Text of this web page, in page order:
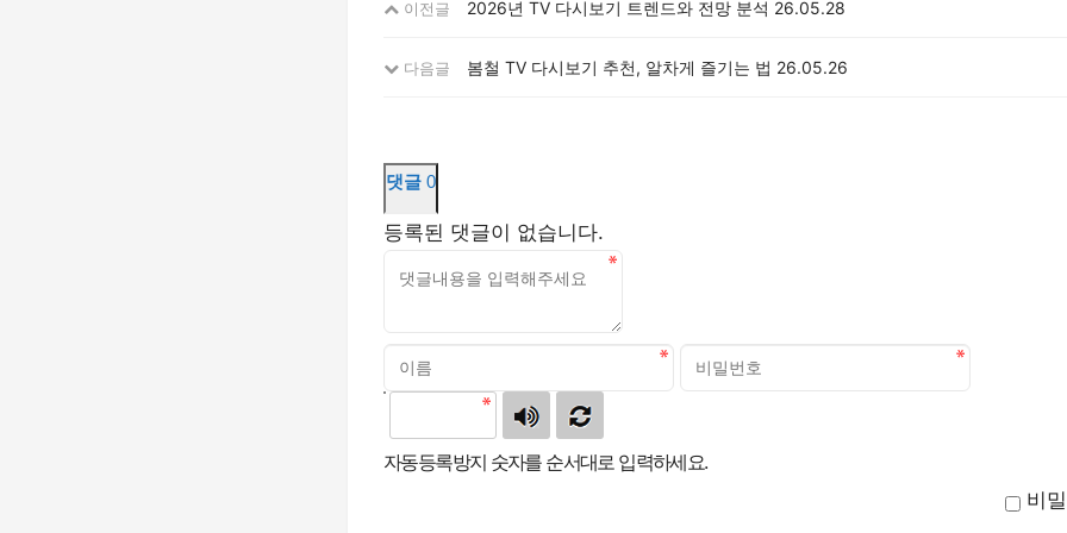
이전글 2026년 TV 다시보기 트렌드와 전망 분석 26.05.28
다음글 봄철 TV 다시보기 추천, 알차게 즐기는 법 26.05.26
댓글 0
등록된 댓글이 없습니다.
자동등록방지 숫자를 순서대로 입력하세요.
비